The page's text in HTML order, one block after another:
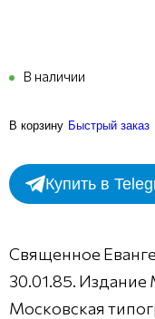
В наличии
В корзину Быстрый заказ
Купить в
Священное
30.01.85.
Московская